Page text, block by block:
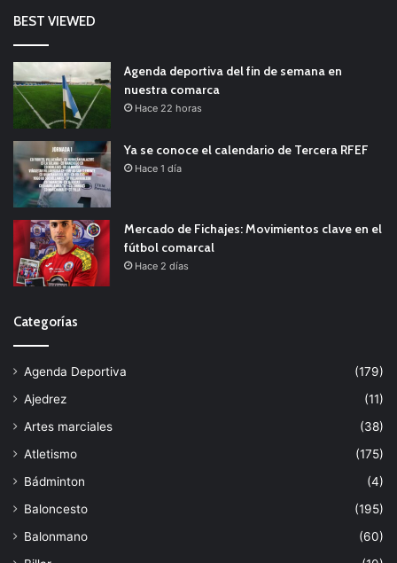
BEST VIEWED
Agenda deportiva del fin de semana en
nuestra comarca
Hace 22 horas
Ya se conoce el calendario de Tercera RFEF
Hace 1 día
Mercado de Fichajes: Movimientos clave en el
fútbol comarcal
Hace 2 días
Categorías
Agenda Deportiva
(179)
Ajedrez
(11)
Artes marciales
(38)
Atletismo
(175)
Bádminton
(4)
Baloncesto
(195)
Balonmano
(60)